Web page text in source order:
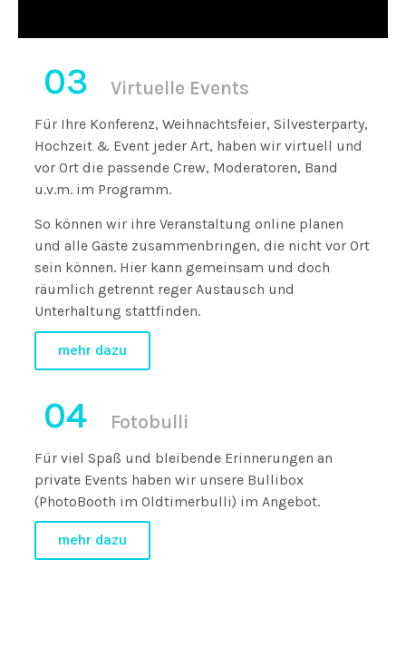
03 Virtuelle Events
Für Ihre Konferenz, Weihnachtsfeier, Silvesterparty,
Hochzeit & Event jeder Art, haben wir virtuell und
vor Ort die passende Crew, Moderatoren, Band
u.v.m. im Programm.
So können wir ihre Veranstaltung online planen
und alle Gäste zusammenbringen, die nicht vor Ort
sein können. Hier kann gemeinsam und doch
räumlich getrennt reger Austausch und
Unterhaltung stattfinden.
mehr dazu
04 Fotobulli
Für viel Spaß und bleibende Erinnerungen an
private Events haben wir unsere Bullibox
(PhotoBooth im Oldtimerbulli) im Angebot.
mehr dazu